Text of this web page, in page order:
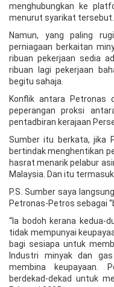
menghubungkan ke
menurut syarikat tersebut.
Namun, yang paling
perniagaan berkaitan
ribuan pekerjaan sedia
ribuan lagi pekerjaan
begitu sahaja.
Konflik antara Petronas
peperangan proksi
pentadbiran kerajaan
Sumber itu berkata, jika
bertindak menghentikan
hasrat menarik pelabur
Malaysia. Dan itu
P.S. Sumber saya
Petronas-Petros sebagai
“Ia bodoh kerana kedua-
tidak mempunyai
bagi sesiapa untuk
Industri minyak dan
membina keupayaan.
berdekad-dekad untuk